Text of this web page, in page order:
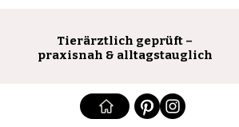
Tierärztlich geprüft –
praxisnah & alltagstauglich